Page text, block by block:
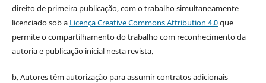
direito de primeira publicação, com o trabalho simultaneamente
licenciado sob a Licença Creative Commons Attribution 4.0que
permite o compartilhamento do trabalho com reconhecimento da
autoria e publicação inicial nesta revista.
b. Autores têm autorização para assumir contratos adicionais